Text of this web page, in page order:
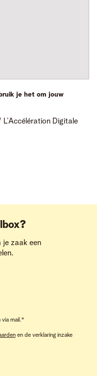
je het om jouw
Digitale
je zaak een
via mail.*
en de verklaring inzake